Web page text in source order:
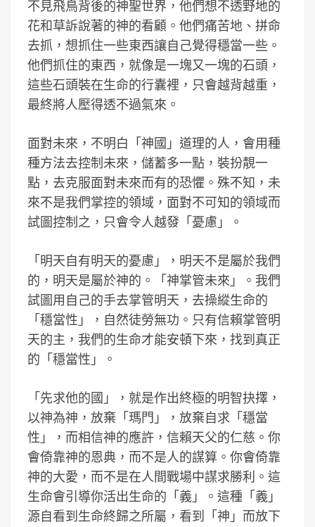
不見飛鳥背後的神聖世界，他們想不透野地的
花和草訴說著的神的看顧。他們痛苦地、拼命
去抓，想抓住一些東西讓自己覺得穩當一些。
他們抓住的東西，就像是一塊又一塊的石頭，
這些石頭裝在生命的行囊裡，只會越背越重，
最終將人壓得透不過氣來。
面對未來，不明白「神國」道理的人，會用種
種方法去控制未來，儲蓄多一點，裝扮靚一
點，去克服面對未來而有的恐懼。殊不知，未
來不是我們掌控的領域，面對不可知的領域而
試圖控制之，只會令人越發「憂慮」。
「明天自有明天的憂慮」，明天不是屬於我們
的，明天是屬於神的。「神掌管未來」。我們
試圖用自己的手去掌管明天，去操縱生命的
「穩當性」，自然徒勞無功。只有信賴掌管明
天的主，我們的生命才能安頓下來，找到真正
的「穩當性」。
「先求他的國」，就是作出終極的明智抉擇，
以神為神，放棄「瑪門」，放棄自求「穩當
性」，而相信神的應許，信賴天父的仁慈。你
會倚靠神的恩典，而不是人的謀算。你會倚靠
神的大愛，而不是在人間戰場中謀求勝利。這
生命會引導你活出生命的「義」。這種「義」
源自看到生命終歸之所屬，看到「神」而放下